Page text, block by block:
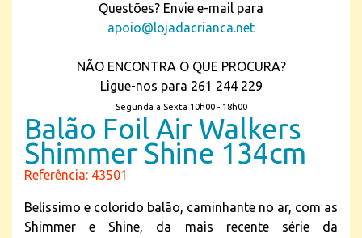
Questões? Envie e-mail para
apoio@lojadacrianca.net
NÃO ENCONTRA O QUE PROCURA?
Ligue-nos para 261 244 229
Segunda a Sexta 10h00 - 18h00
Balão Foil Air Walkers
Shimmer Shine 134cm
Referência: 43501
Belíssimo e colorido balão, caminhante no ar, com as
Shimmer e Shine, da mais recente série da